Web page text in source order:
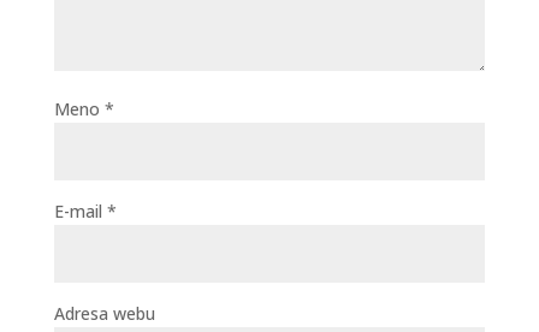
Meno *
E-mail *
Adresa webu